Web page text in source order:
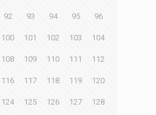
92 93 94 95 96
100 101 102 103 104
108 109 110 111 112
116 117 118 119 120
124 125 126 127 128